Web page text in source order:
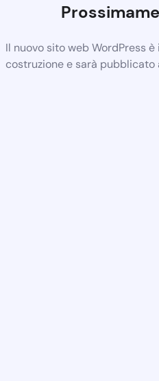
Il nuovo sito web WordPress è
costruzione e sarà pubblicato